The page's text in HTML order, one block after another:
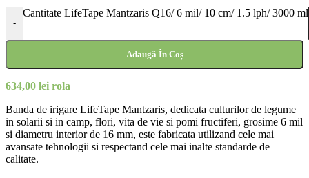
-
Cantitate LifeTape Mantzaris Q16/ 6 mil/ 10 cm/ 1.5 lph/ 3000 ml
Adaugă În Coș
634,00 lei rola
Banda de irigare LifeTape Mantzaris, dedicata culturilor de legume
in solarii si in camp, flori, vita de vie si pomi fructiferi, grosime 6 mil
si diametru interior de 16 mm, este fabricata utilizand cele mai
avansate tehnologii si respectand cele mai inalte standarde de
calitate.